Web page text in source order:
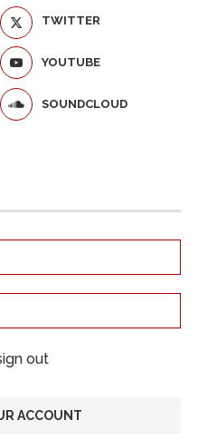
TWITTER
YOUTUBE
SOUNDCLOUD
out